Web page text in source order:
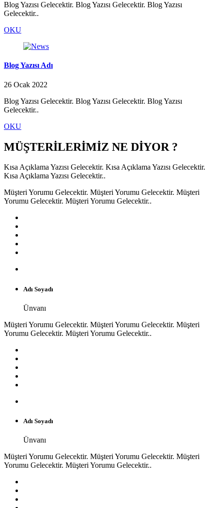
Blog Yazısı Gelecektir. Blog Yazısı Gelecektir. Blog Yazısı
Gelecektir..
OKU
Blog Yazısı Adı
26 Ocak 2022
Blog Yazısı Gelecektir. Blog Yazısı Gelecektir. Blog Yazısı
Gelecektir..
OKU
MÜŞTERİLERİMİZ NE DİYOR ?
Kısa Açıklama Yazısı Gelecektir. Kısa Açıklama Yazısı Gelecektir.
Kısa Açıklama Yazısı Gelecektir..
Müşteri Yorumu Gelecektir. Müşteri Yorumu Gelecektir. Müşteri
Yorumu Gelecektir. Müşteri Yorumu Gelecektir..
Adı Soyadı
Ünvanı
Müşteri Yorumu Gelecektir. Müşteri Yorumu Gelecektir. Müşteri
Yorumu Gelecektir. Müşteri Yorumu Gelecektir..
Adı Soyadı
Ünvanı
Müşteri Yorumu Gelecektir. Müşteri Yorumu Gelecektir. Müşteri
Yorumu Gelecektir. Müşteri Yorumu Gelecektir..